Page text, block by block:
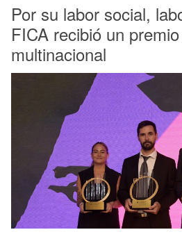
Por su labor social,
FICA recibió un
multinacional